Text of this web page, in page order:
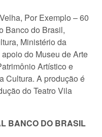
Por Exemplo – 60
Banco do Brasil,
Ministério da
do Museu de Arte
Artístico e
Cultura. A produção é
do Teatro Vila
BANCO DO BRASIL